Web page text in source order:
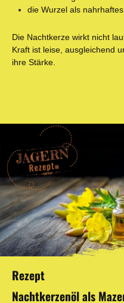
die Wurzel als
Die Nachtkerze wirkt nicht
Kraft ist leise, ausgleichend
ihre Stärke.
Bildergalerie überspringen
Rezept
Nachtkerzenöl als